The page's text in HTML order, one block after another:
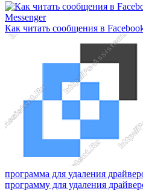
Как читать сообщения в
программа для удаления
программу для удаления